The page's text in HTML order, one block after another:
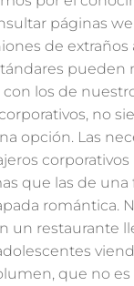
páginas
de extraños
pueden
los de
no
opción. Las
corporativos
que las de una
romántica.
un restaurante
que no es